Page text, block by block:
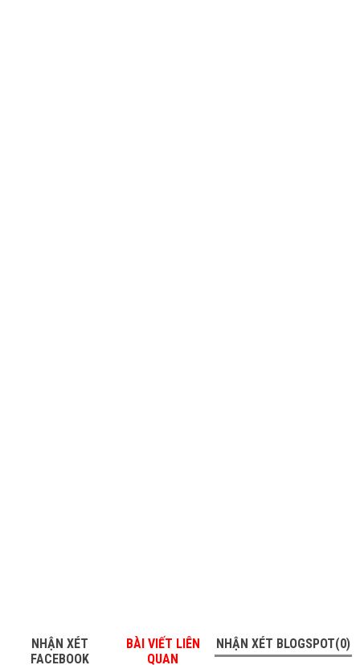
NHẬN XÉT
FACEBOOK
BÀI VIẾT LIÊN
QUAN
NHẬN XÉT BLOGSPOT(0)